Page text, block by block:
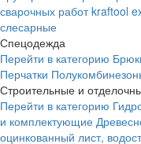
сварочных работ kraftool
слесарные
Спецодежда
Перейти в категорию
Перчатки
Строительные и
Перейти в категорию
и комплектующие
оцинкованный лист,